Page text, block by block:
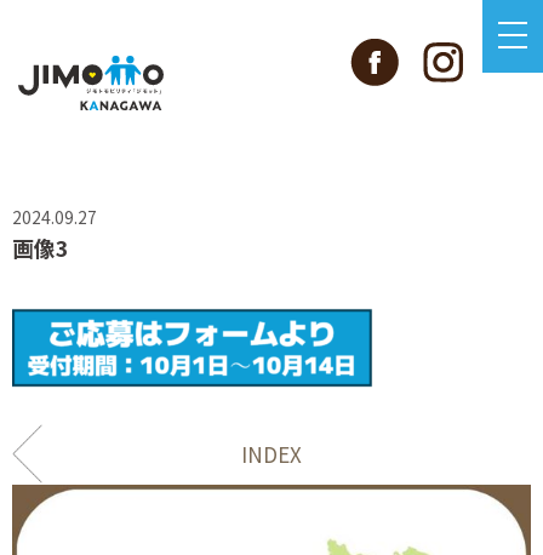
2024.09.27
画像3
INDEX